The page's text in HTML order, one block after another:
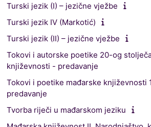
Turski jezik (I) – jezične vježbe
Turski jezik IV (Markotić)
Turski jezik (II) – jezične vježbe
Tokovi i autorske poetike 20-og
književnosti - predavanje
Tokovi i poetike mađarske književnosti
predavanje
Tvorba riječi u mađarskom jeziku